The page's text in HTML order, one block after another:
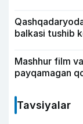
balkasi tushib
Mashhur film
payqamagan
Tavsiyalar